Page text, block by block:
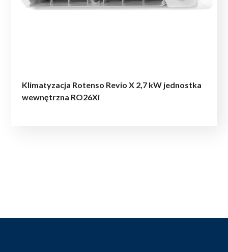
Klimatyzacja Rotenso Revio X 2,7 kW jednostka
wewnętrzna RO26Xi